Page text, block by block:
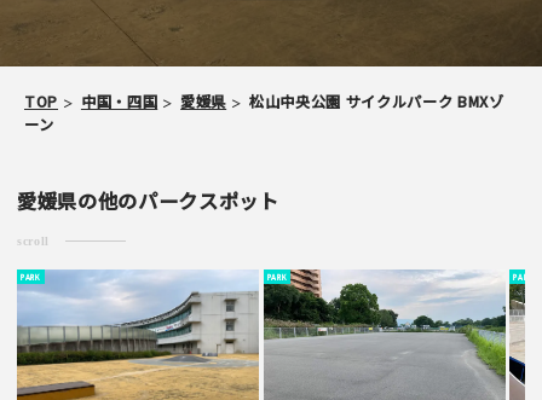
・ご投稿後、約１～２日以内の掲載となります。
・一方的な誹謗中傷の内容は掲載いたしかねます。
TOP 中国・四国 愛媛県
松山中央公園 サイクルパーク BMXゾ
ーン
愛媛県の他のパークスポット
scroll
PARK PARK PARK